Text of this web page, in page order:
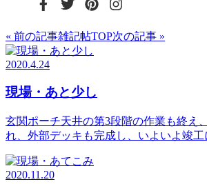
« 前の記事雑記帖TOP次の記事 »
2020.4.24
現場・あと少し
玄関ポーチ天井の第3段階の作業も終え
れ、外部デッキも完成し、いよいよ竣
2020.11.20